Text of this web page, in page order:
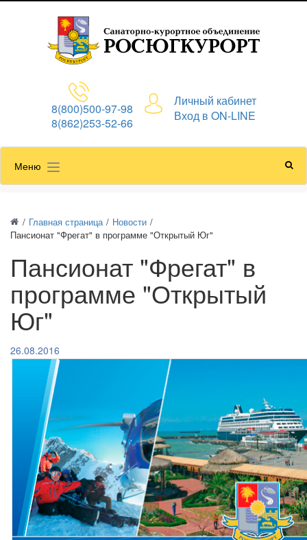
8(800)500-97-98
8(862)253-52-66
Личный кабинет
Вход в ON-LINE
Меню
/ Главная страница / Новости /
Пансионат "Фрегат" в программе "Открытый Юг"
Пансионат "Фрегат" в
программе "Открытый
Юг"
26.08.2016